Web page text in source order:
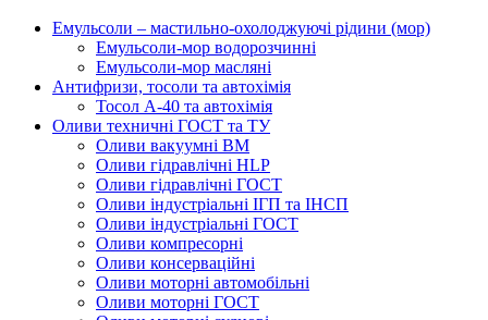
Емульсоли – мастильно-охолоджуючі рідини (мор)
Емульсоли-мор водорозчинні
Емульсоли-мор масляні
Антифризи, тосоли та автохімія
Тосол А-40 та автохімія
Оливи техничні ГОСТ та ТУ
Оливи вакуумні ВМ
Оливи гідравлічні HLP
Оливи гідравлічні ГОСТ
Оливи індустріальні ІГП та ІНСП
Оливи індустріальні ГОСТ
Оливи компресорні
Оливи консерваційні
Оливи моторні автомобільні
Оливи моторні ГОСТ